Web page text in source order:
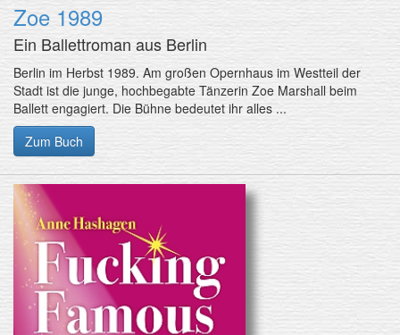
Zoe 1989
Ein Ballettroman aus Berlin
Berlin im Herbst 1989. Am großen Opernhaus im Westteil der
Stadt ist die junge, hochbegabte Tänzerin Zoe Marshall beim
Ballett engagiert. Die Bühne bedeutet ihr alles ...
Zum Buch